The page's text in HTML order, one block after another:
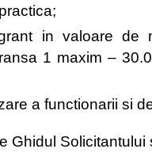
in valoare de
1 maxim –
a functionarii si
Ghidul